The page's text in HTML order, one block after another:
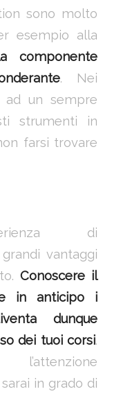
sono molto
esempio alla
componente
. Nei
ad un sempre
strumenti in
farsi trovare
di
vantaggi
Conoscere il
in anticipo i
dunque
dei tuoi corsi.
in grado di